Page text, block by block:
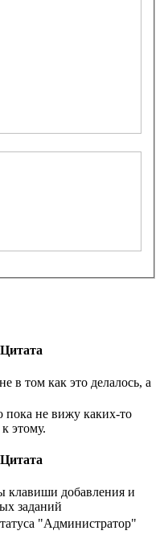
Цитата
в том как это делалось, а
не вижу каких-то
этому.
Цитата
клавиши добавления и
заданий
"Администратор"